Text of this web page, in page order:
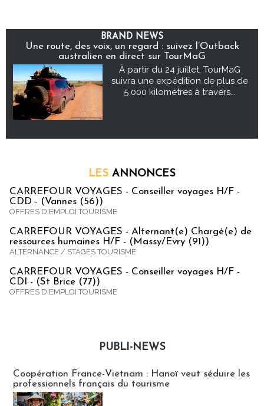
BRAND NEWS
Une route, des voix, un regard : suivez l’Outback
australien en direct sur TourMaG
À partir du 24 juillet, TourMaG
suivra une expédition de plus de
5 000 kilomètres à travers...
LES ANNONCES
CARREFOUR VOYAGES - Conseiller voyages H/F -
CDD - (Vannes (56))
OFFRES D'EMPLOI TOURISME
CARREFOUR VOYAGES - Alternant(e) Chargé(e) de
ressources humaines H/F - (Massy/Evry (91))
ALTERNANCE / STAGES TOURISME
CARREFOUR VOYAGES - Conseiller voyages H/F -
CDI - (St Brice (77))
OFFRES D'EMPLOI TOURISME
PUBLI-NEWS
Coopération France-Vietnam : Hanoï veut séduire les
professionnels français du tourisme